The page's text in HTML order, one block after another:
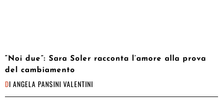
“Noi due”: Sara Soler racconta l’amore alla prova
del cambiamento
DI ANGELA PANSINI VALENTINI